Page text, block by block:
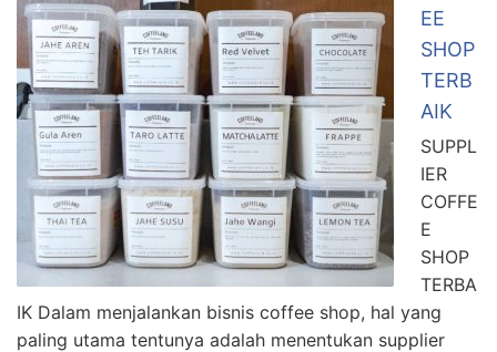
EE
SHOP
TERB
AIK
SUPPL
IER
COFFE
E
SHOP
TERBA
IK Dalam menjalankan bisnis coffee shop, hal yang
paling utama tentunya adalah menentukan supplier